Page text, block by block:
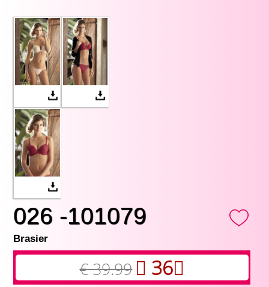
026 -101079
Brasier
€ 39.99 36